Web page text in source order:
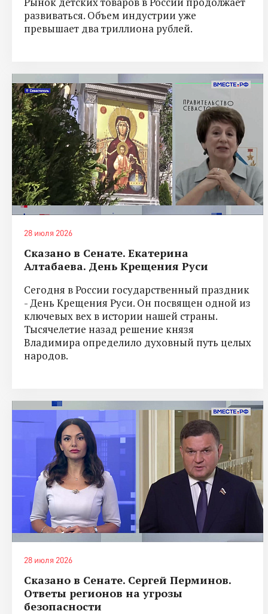
развиваться. Объем индустрии уже
превышает два триллиона рублей.
28 июля 2026
Сказано в Сенате. Екатерина
Алтабаева. День Крещения Руси
Сегодня в России государственный праздник
- День Крещения Руси. Он посвящен одной из
ключевых вех в истории нашей страны.
Тысячелетие назад решение князя
Владимира определило духовный путь целых
народов.
28 июля 2026
Сказано в Сенате. Сергей Перминов.
Ответы регионов на угрозы
безопасности